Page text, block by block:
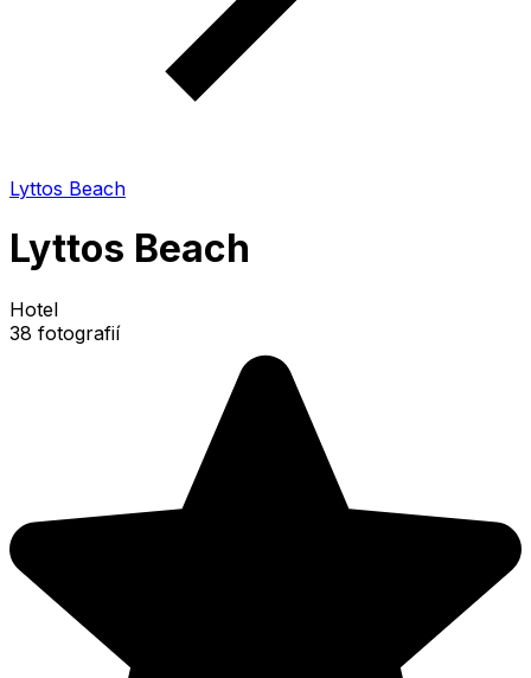
Lyttos Beach
Lyttos Beach
Hotel
38 fotografií